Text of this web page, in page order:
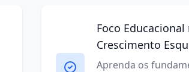
Foco Educacional
Crescimento
Aprenda os